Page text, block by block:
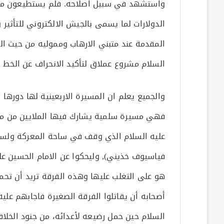
واستشهد في سبيل اصلاحه. فلم يستطيعون منع
الدولارات لما يسمى بالجيش الالكتروني
المقدمة عند متبني الارهاب ومموليه من حيث
السلام مشروع عملاق لتأكيد الانحراف عن
والجميع يعلم ان المسيرة الاربعينية لها
فهي مسيرة سلمية يشارك فيها الملايين من
عليه السلام الذي وقف في ساحة المعركة
فياسيوف خذيني), وليحكوا عن الامام الحسين
هو على التغلب عليها وهذه الفرقة تريد أن
أصحابه أن يقاتلوا الفرقة الصغيرة فاجابهم
السلام حين حمل رضيعه لأعدائه، من جنود